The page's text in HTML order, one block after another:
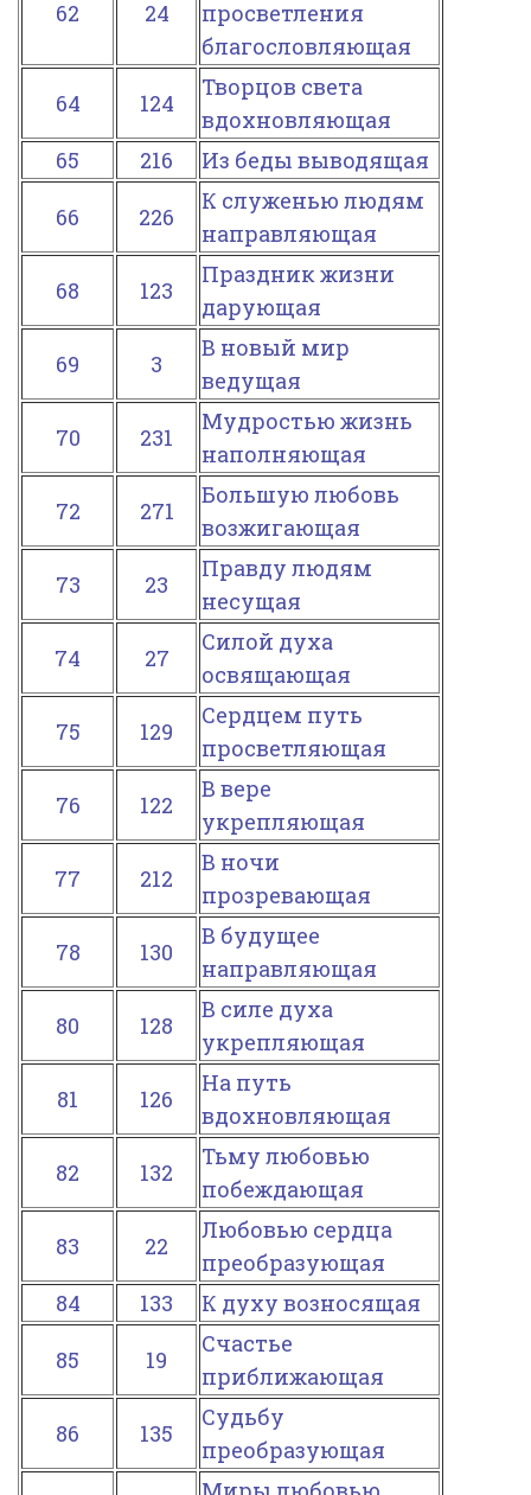
62 24
просветления
благословляющая
64
124
Творцов света
вдохновляющая
65
216
Из беды выводящая
66
226
К служенью людям
направляющая
68
123
Праздник жизни
дарующая
69
3
В новый мир
ведущая
70
231
Мудростью жизнь
наполняющая
72
271
Большую любовь
возжигающая
73
23
Правду людям
несущая
74
27
Силой духа
освящающая
75
129
Сердцем путь
просветляющая
76
122
В вере
укрепляющая
77
212
В ночи
прозревающая
78
130
В будущее
направляющая
80
128
В силе духа
укрепляющая
81
126
На путь
вдохновляющая
82
132
Тьму любовью
побеждающая
83
22
Любовью сердца
преобразующая
84
133
К духу возносящая
85
19
Счастье
приближающая
86
135
Судьбу
преобразующая